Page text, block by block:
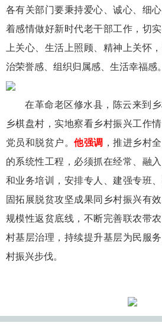
各有关部门要秉持爱心、诚心、细
着感情做好新时代老干部工作，切
上关心、生活上照顾、精神上关怀
治荣誉感、组织归属感、生活幸福感。
在革命老区修水县，陈云来到
乡棋盘村，实地察看乡村振兴工作
党员和脱贫户。他强调 ，推进乡村
的系统性工程，必须抓在经常、融
和业务培训，安排专人、建强专班
固拓展脱贫攻坚成果同乡村振兴有
规模性返贫底线，不断完善联农带
村基层治理，持续提升基层为民服
村振兴步伐。